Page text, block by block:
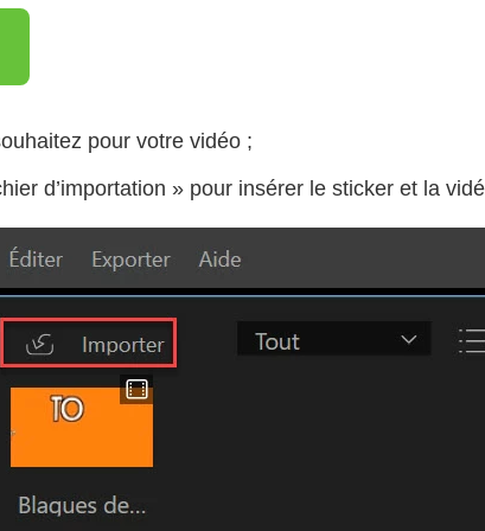
pour votre vidéo ;
d’importation » pour insérer le sticker et la